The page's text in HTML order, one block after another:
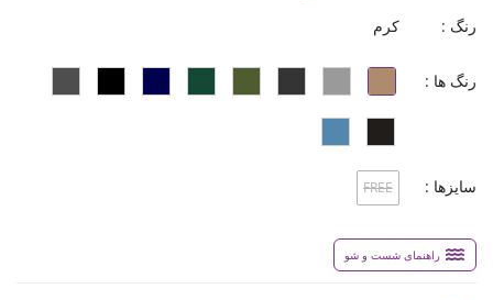
رنگ : کرم
رنگ ها :
سایزها : FREE
راهنمای شست و شو